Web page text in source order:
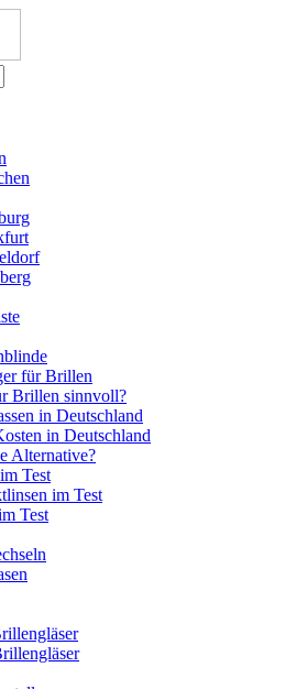
für Brillen
Brillen sinnvoll?
in Deutschland
in Deutschland
Alternative?
Test
im Test
Test